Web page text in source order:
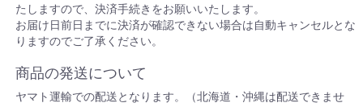
たしますので、決済手続きをお願いいたします。
お届け日前日までに決済が確認できない場合は自動キャンセルとな
りますのでご了承ください。
商品の発送について
ヤマト運輸での配送となります。（北海道・沖縄は配送できませ